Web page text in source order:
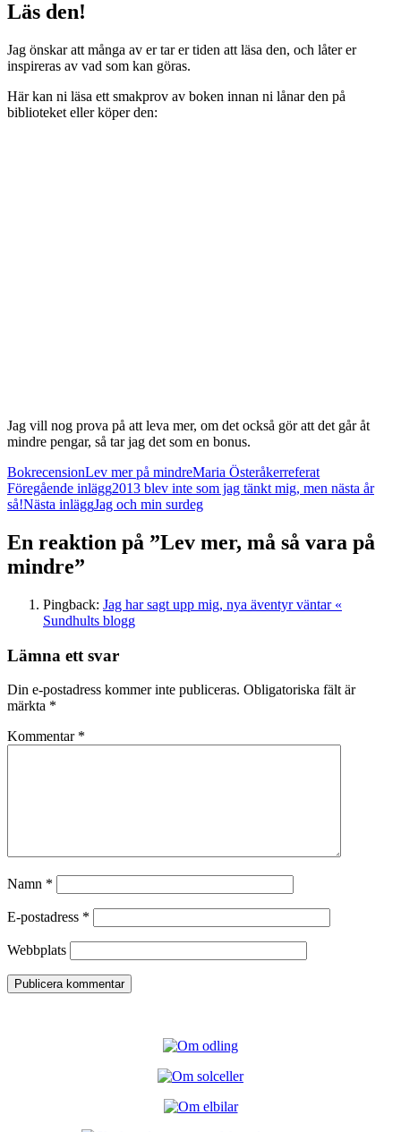
Läs den!
Jag önskar att många av er tar er tiden att läsa den, och låter er
inspireras av vad som kan göras.
Här kan ni läsa ett smakprov av boken innan ni lånar den på
biblioteket eller köper den:
Jag vill nog prova på att leva mer, om det också gör att det går åt
mindre pengar, så tar jag det som en bonus.
BokrecensionLev mer på mindreMaria Österåkerreferat
Inläggsnavigering
Föregående inlägg2013 blev inte som jag tänkt mig, men nästa år
så!Nästa inläggJag och min surdeg
En reaktion på ”Lev mer, må så vara på
mindre”
Pingback: Jag har sagt upp mig, nya äventyr väntar «
Sundhults blogg
Lämna ett svar
Din e-postadress kommer inte publiceras. Obligatoriska fält är
märkta *
Kommentar *
Namn *
E-postadress *
Webbplats